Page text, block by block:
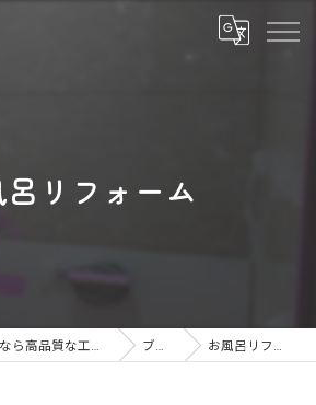
リフォーム
三重県のリフォームなら高品質な工事のアトラ ブログ お風呂リフォーム